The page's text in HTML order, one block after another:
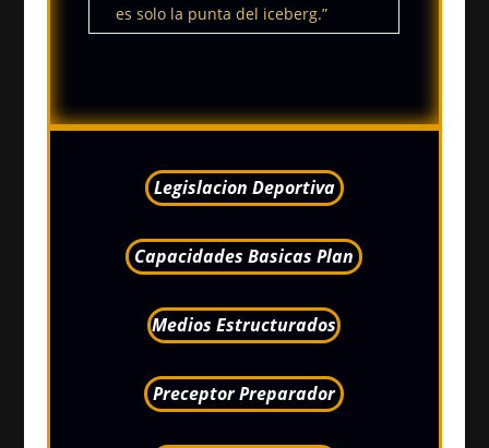
es solo la punta del iceberg.”
Legislacion Deportiva
Capacidades Basicas Plan
Medios Estructurados
Preceptor Preparador